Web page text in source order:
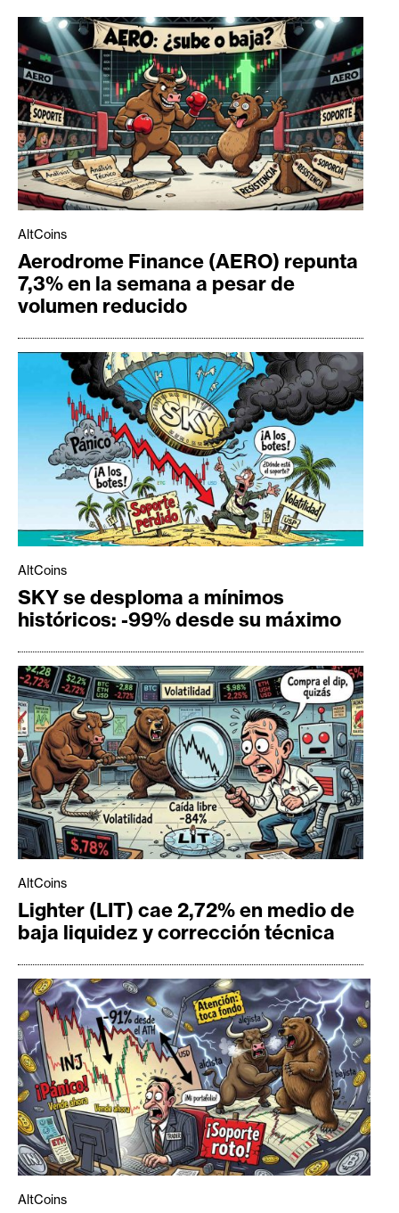
AltCoins
Aerodrome Finance (AERO) repunta
7,3% en la semana a pesar de
volumen reducido
AltCoins
SKY se desploma a mínimos
históricos: -99% desde su máximo
AltCoins
Lighter (LIT) cae 2,72% en medio de
baja liquidez y corrección técnica
AltCoins